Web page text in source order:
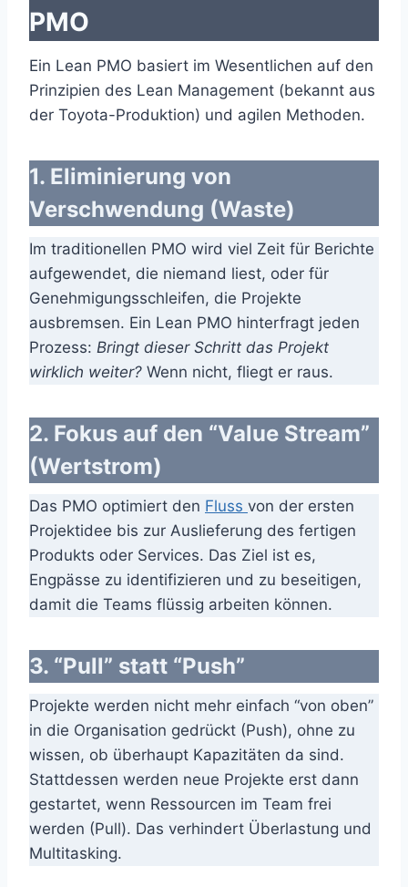
PMO
Ein Lean PMO basiert im Wesentlichen auf den
Prinzipien des Lean Management (bekannt aus
der Toyota-Produktion) und agilen Methoden.
1. Eliminierung von
Verschwendung (Waste)
Im traditionellen PMO wird viel Zeit für Berichte
aufgewendet, die niemand liest, oder für
Genehmigungsschleifen, die Projekte
ausbremsen. Ein Lean PMO hinterfragt jeden
Prozess: Bringt dieser Schritt das Projekt
wirklich weiter? Wenn nicht, fliegt er raus.
2. Fokus auf den “Value Stream”
(Wertstrom)
Das PMO optimiert den Fluss von der ersten
Projektidee bis zur Auslieferung des fertigen
Produkts oder Services. Das Ziel ist es,
Engpässe zu identifizieren und zu beseitigen,
damit die Teams flüssig arbeiten können.
3. “Pull” statt “Push”
Projekte werden nicht mehr einfach “von oben”
in die Organisation gedrückt (Push), ohne zu
wissen, ob überhaupt Kapazitäten da sind.
Stattdessen werden neue Projekte erst dann
gestartet, wenn Ressourcen im Team frei
werden (Pull). Das verhindert Überlastung und
Multitasking.